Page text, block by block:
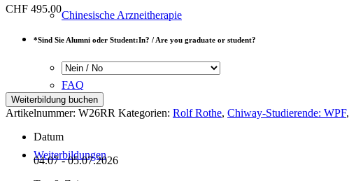
Chinesische Arzneitherapie
FAQ
Weiterbildungen
CHF 495.00
*Sind Sie Alumni oder Student:In? / Are you graduate or student?
Tuina
bei
neurologischen
Menge
Weiterbildung buchen
Artikelnummer: W26RR Kategorien: Rolf Rothe, Chiway-Studierende: WPF,
Datum
04.07 - 05.07.2026